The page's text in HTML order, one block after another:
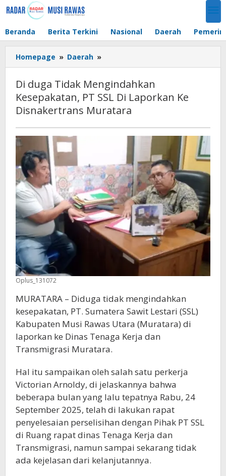
Lewati
ke
Beranda Berita Terkini Nasional Daerah
Homepage » Daerah »
duga
Mengindahkan
Kesepakatan,
PT
Di
Disnakertrans
Muratara
Di duga Tidak Mengindahkan
Kesepakatan, PT SSL Di Laporkan Ke
Disnakertrans Muratara
Oplus_131072
MURATARA – Diduga tidak mengindahkan
kesepakatan, PT. Sumatera Sawit Lestari (SSL)
Kabupaten Musi Rawas Utara (Muratara) di
laporkan ke Dinas Tenaga Kerja dan
Transmigrasi Muratara.
Hal itu sampaikan oleh salah satu perkerja
Victorian Arnoldy, di jelaskannya bahwa
beberapa bulan yang lalu tepatnya Rabu, 24
September 2025, telah di lakukan rapat
penyelesaian perselisihan dengan Pihak PT SSL
di Ruang rapat dinas Tenaga Kerja dan
Transmigrasi, namun sampai sekarang tidak
ada kejelasan dari kelanjutannya.